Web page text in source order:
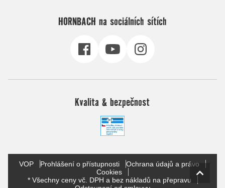
HORNBACH na sociálních sítích
Kvalita & bezpečnost
VOP Prohlášení o přístupnosti
Ochrana údajů a právo
Cookies
* Všechny ceny vč. DPH a bez nákladů na přepravu